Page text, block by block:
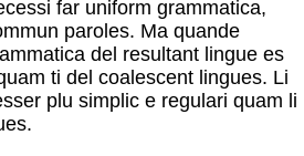
far uniform grammatica,
paroles. Ma quande
del resultant lingue es
ti del coalescent lingues. Li
plu simplic e regulari quam li